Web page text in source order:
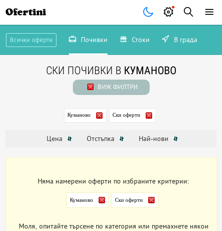
Ofertini
Всички оферти Почивки Стоки В града
СКИ ПОЧИВКИ В КУМАНОВО
ВИЖ ФИЛТРИ
Куманово Ски оферти
Цена Отстъпка Най-нови
Няма намерени оферти по избраните критерии:
Куманово Ски оферти
Моля, опитайте търсене по категория или премахнете някои